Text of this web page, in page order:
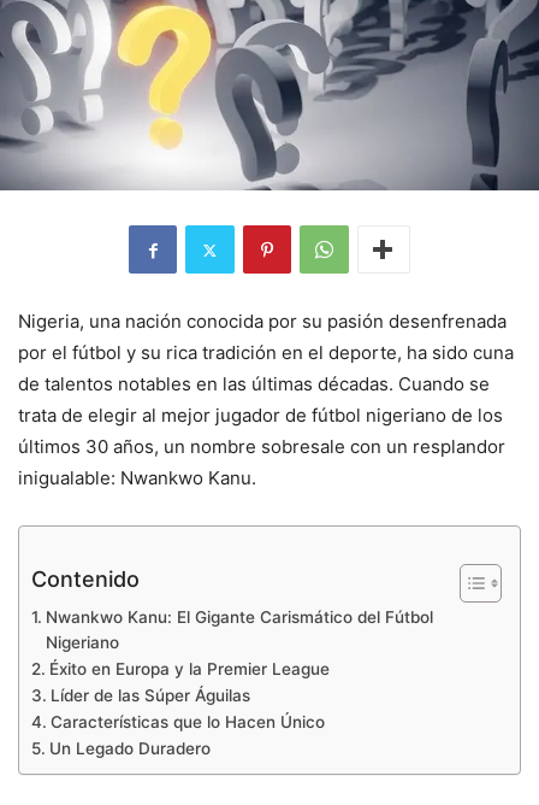
Nigeria, una nación conocida por su pasión desenfrenada
por el fútbol y su rica tradición en el deporte, ha sido cuna
de talentos notables en las últimas décadas. Cuando se
trata de elegir al mejor jugador de fútbol nigeriano de los
últimos 30 años, un nombre sobresale con un resplandor
inigualable: Nwankwo Kanu.
Contenido
Nwankwo Kanu: El Gigante Carismático del Fútbol
Nigeriano
Éxito en Europa y la Premier League
Líder de las Súper Águilas
Características que lo Hacen Único
Un Legado Duradero